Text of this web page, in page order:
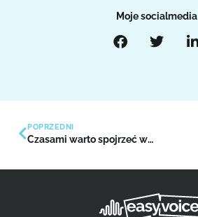
Moje socialmedia
POPRZEDNI
Czasami warto spojrzeć wstecz